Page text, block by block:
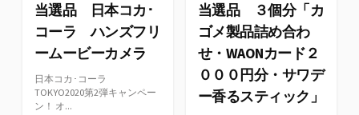
当選品 日本コカ･
コーラ ハンズフリ
ームービーカメラ
日本コカ･コーラ
TOKYO2020第2弾キャンペー
ン！ オ...
当選品 ３個分「カ
ゴメ製品詰め合わ
せ・WAONカード２
０００円分・サワデ
ー香るスティック」